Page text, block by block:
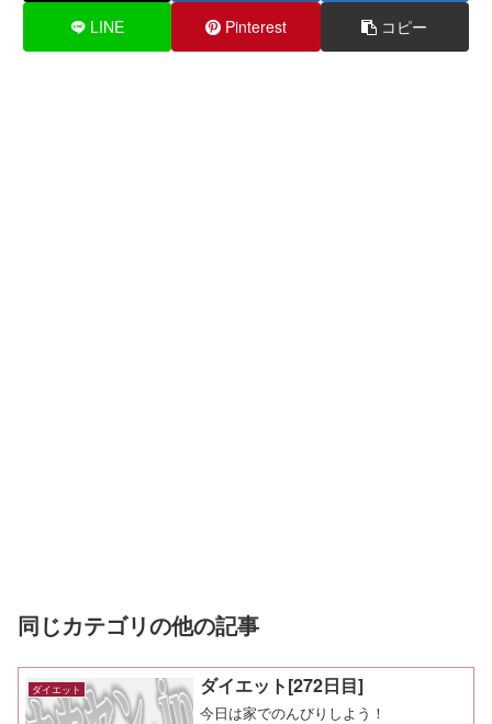
LINE Pinterest コピー
同じカテゴリの他の記事
ダイエット ダイエット[272日目]
今日は家でのんびりしよう！